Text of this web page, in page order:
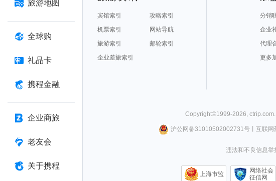
旅游地图
全球购
礼品卡
携程金融
企业商旅
老友会
关于携程
宾馆索引
攻略索引
机票索引
网站导航
旅游索引
邮轮索引
企业差旅索引
分销
企业
代理
更多
Copyright©1999-2026, ctrip.com
沪公网备31010502002731号丨 互联网
违法和不良信息
上海市监
网络社会
征信网